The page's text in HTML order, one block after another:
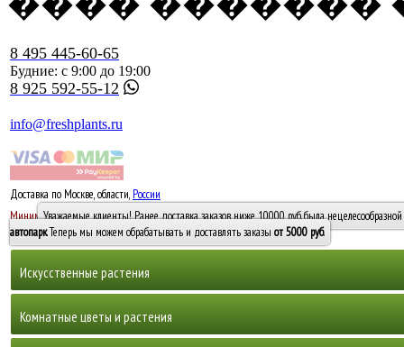
8 495 445-60-65
Будние: с 9:00 до 19:00
8 925 592-55-12
info@freshplants.ru
Доставка по Москве, области, России
Минимальный заказ -10 0005000 руб.
Уважаемые клиенты! Ранее доставка заказов ниже 10000 руб. была
автопарк. Теперь мы можем обрабатывать и доставлять заказы от 5000 руб.
Искусственные растения
Горшечные растения, кусты и мох
Комнатные цветы и растения